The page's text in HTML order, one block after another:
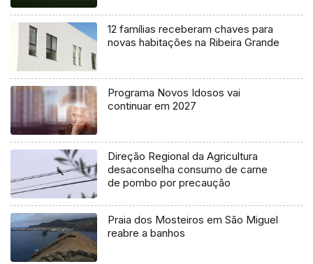
12 famílias receberam chaves para
novas habitações na Ribeira Grande
Programa Novos Idosos vai
continuar em 2027
Direção Regional da Agricultura
desaconselha consumo de carne
de pombo por precaução
Praia dos Mosteiros em São Miguel
reabre a banhos